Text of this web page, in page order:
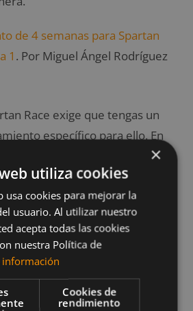
de 4 semanas para Spartan
1 . Por Miguel Ángel Rodríguez
Race exige que tengas un
específico para ello. En
empezarás a ejecutar los
para completarla.
de 4 semanas para Spartan
2 . Por Miguel Ángel Rodríguez
semana seguirás ejecutando los
×
utiliza cookies
usa cookies para mejorar la
usuario. Al utilizar nuestro
acepta todas las cookies
nuestra Política de
información
Cookies de
rendimiento